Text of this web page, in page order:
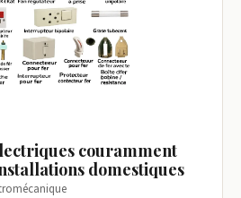
couramment
domestiques